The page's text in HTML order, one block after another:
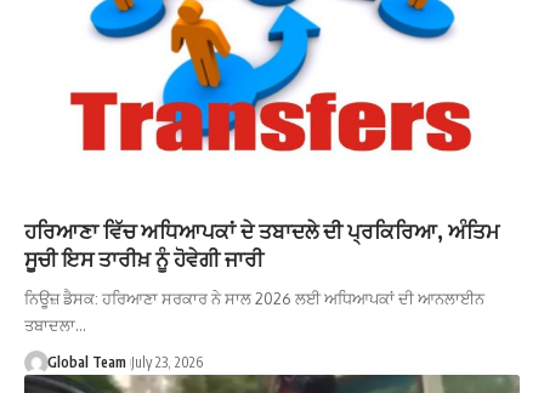
ਹਰਿਆਣਾ ਵਿੱਚ ਅਧਿਆਪਕਾਂ ਦੇ ਤਬਾਦਲੇ ਦੀ ਪ੍ਰਕਿਰਿਆ, ਅੰਤਿਮ
ਸੂਚੀ ਇਸ ਤਾਰੀਖ਼ ਨੂੰ ਹੋਵੇਗੀ ਜਾਰੀ
ਨਿਊਜ਼ ਡੈਸਕ: ਹਰਿਆਣਾ ਸਰਕਾਰ ਨੇ ਸਾਲ 2026 ਲਈ ਅਧਿਆਪਕਾਂ ਦੀ ਆਨਲਾਈਨ
ਤਬਾਦਲਾ…
Global Team July 23, 2026